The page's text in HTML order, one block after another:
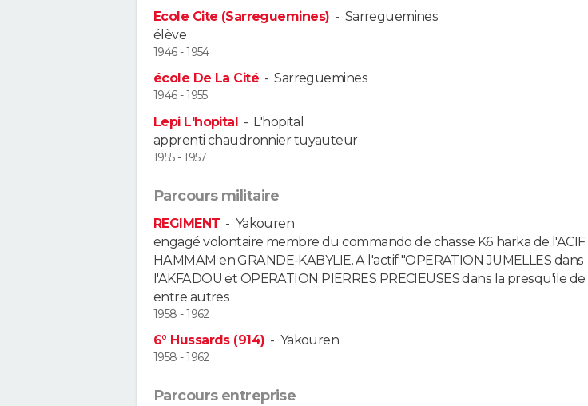
Ecole Cite (Sarreguemines) - Sarreguemines
élève
1946 - 1954
école De La Cité -Sarreguemines
1946 - 1955
Lepi L'hopital - L'hopital
apprenti chaudronnier tuyauteur
1955 - 1957
Parcours militaire
REGIMENT - Yakouren
engagé volontaire membre du commando de chasse K6 harka de l'ACIF
HAMMAM en GRANDE-KABYLIE. A l'actif "OPERATION JUMELLES dans
l'AKFADOU et OPERATION PIERRES PRECIEUSES dans la presqu'ile de
entre autres
1958 - 1962
6° Hussards (914) - Yakouren
1958 - 1962
Parcours entreprise